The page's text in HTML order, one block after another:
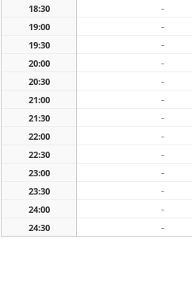
18:30 -
19:00 -
19:30 -
20:00 -
20:30 -
21:00 -
21:30 -
22:00 -
22:30 -
23:00 -
23:30 -
24:00 -
24:30 -